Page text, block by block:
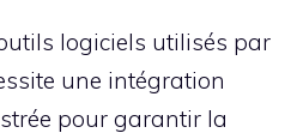
logiciels utilisés par
une intégration
pour garantir la